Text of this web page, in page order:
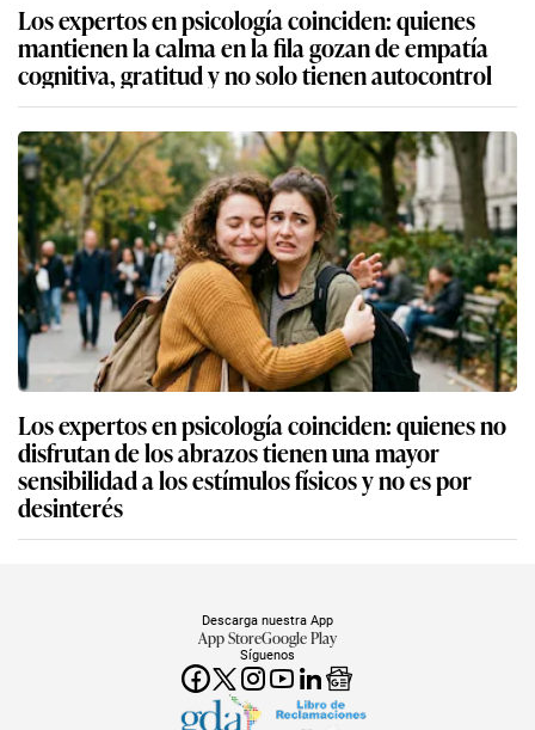
Los expertos en psicología coinciden: quienes
mantienen la calma en la fila gozan de empatía
cognitiva, gratitud y no solo tienen autocontrol
Los expertos en psicología coinciden: quienes no
disfrutan de los abrazos tienen una mayor
sensibilidad a los estímulos físicos y no es por
desinterés
Síguenos
Descarga nuestra App
App StoreGoogle Play